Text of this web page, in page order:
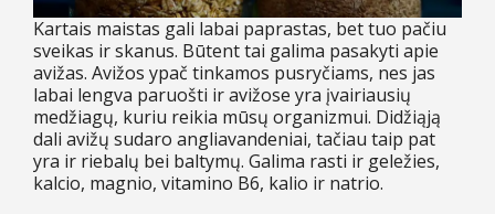
Kartais maistas gali labai paprastas, bet tuo pačiu
sveikas ir skanus. Būtent tai galima pasakyti apie
avižas. Avižos ypač tinkamos pusryčiams, nes jas
labai lengva paruošti ir avižose yra įvairiausių
medžiagų, kuriu reikia mūsų organizmui. Didžiąją
dali avižų sudaro angliavandeniai, tačiau taip pat
yra ir riebalų bei baltymų. Galima rasti ir geležies,
kalcio, magnio, vitamino B6, kalio ir natrio.